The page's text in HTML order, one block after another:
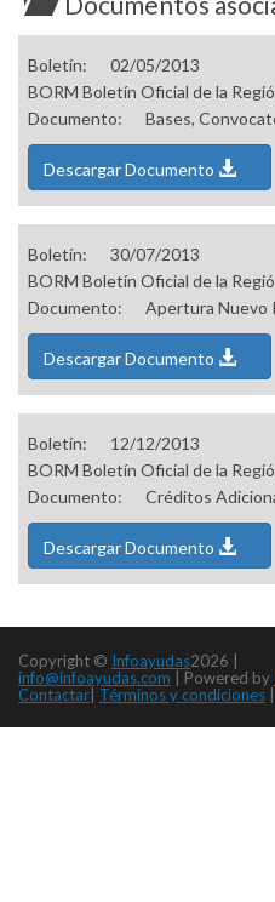
Boletín:
02/05/2013
BORM Boletín Oficial de la
Documento:
Bases,
Descargar Documento
Boletín:
30/07/2013
BORM Boletín Oficial de la
Documento:
Apertura Nuevo
Descargar Documento
Boletín:
12/12/2013
BORM Boletín Oficial de la
Documento:
Créditos
Descargar Documento
Copyright © Infoayudas2026 |
info@infoayudas.com
Powered by
Contactar Términos y condiciones